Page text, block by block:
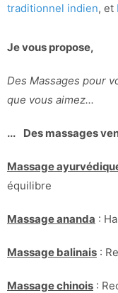
traditionnel indien, et
Je vous propose,
Des Massages pour
que vous aimez...
... Des massages
Massage
équilibre
Massage ananda :
Massage balinais :
Massage chinois :